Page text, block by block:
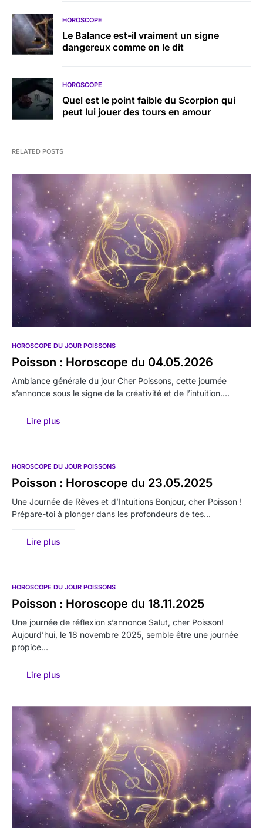
HOROSCOPE
Le Balance est-il vraiment un signe
dangereux comme on le dit
HOROSCOPE
Quel est le point faible du Scorpion qui
peut lui jouer des tours en amour
RELATED POSTS
HOROSCOPE DU JOUR POISSONS
Poisson : Horoscope du 04.05.2026
Ambiance générale du jour Cher Poissons, cette journée
s’annonce sous le signe de la créativité et de l’intuition.…
Lire plus
HOROSCOPE DU JOUR POISSONS
Poisson : Horoscope du 23.05.2025
Une Journée de Rêves et d’Intuitions Bonjour, cher Poisson !
Prépare-toi à plonger dans les profondeurs de tes…
Lire plus
HOROSCOPE DU JOUR POISSONS
Poisson : Horoscope du 18.11.2025
Une journée de réflexion s’annonce Salut, cher Poisson!
Aujourd’hui, le 18 novembre 2025, semble être une journée
propice…
Lire plus